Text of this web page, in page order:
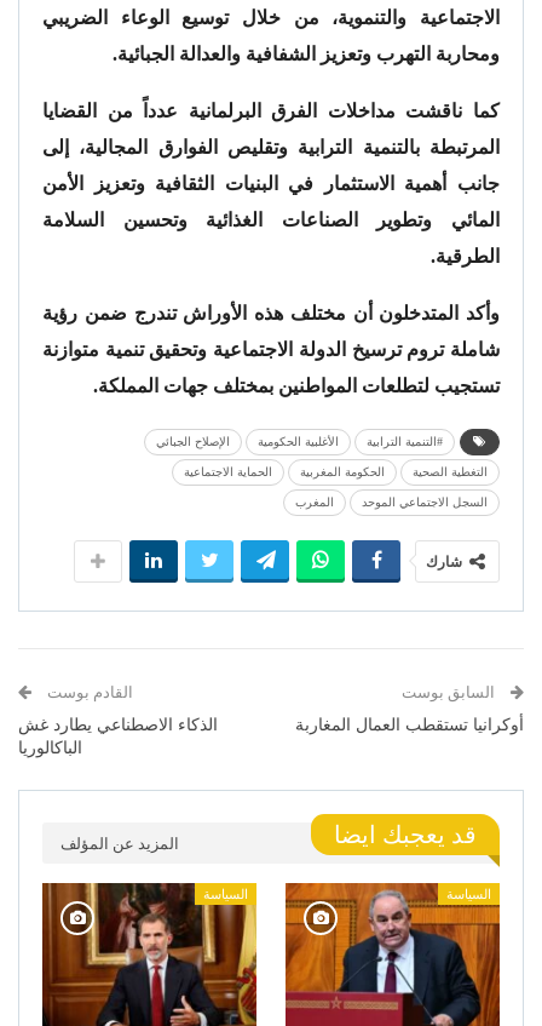
الاجتماعية والتنموية، من خلال توسيع الوعاء الضريبي
ومحاربة التهرب وتعزيز الشفافية والعدالة الجبائية.
كما ناقشت مداخلات الفرق البرلمانية عدداً من القضايا
المرتبطة بالتنمية الترابية وتقليص الفوارق المجالية، إلى
جانب أهمية الاستثمار في البنيات الثقافية وتعزيز الأمن
المائي وتطوير الصناعات الغذائية وتحسين السلامة
الطرقية.
وأكد المتدخلون أن مختلف هذه الأوراش تندرج ضمن رؤية
شاملة تروم ترسيخ الدولة الاجتماعية وتحقيق تنمية متوازنة
تستجيب لتطلعات المواطنين بمختلف جهات المملكة.
#التنمية الترابية الأغلبية الحكومية الإصلاح الجبائي
التغطية الصحية الحكومة المغربية الحماية الاجتماعية
السجل الاجتماعي الموحد المغرب
شارك
السابق بوست
أوكرانيا تستقطب العمال المغاربة
القادم بوست
الذكاء الاصطناعي يطارد غش
الباكالوريا
قد يعجبك ايضا المزيد عن المؤلف
السياسة السياسة